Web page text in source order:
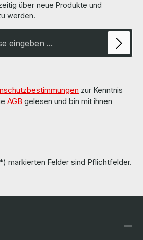
über neue Produkte und
werden.
zur Kenntnis
AGB gelesen und bin mit ihnen
markierten Felder sind Pflichtfelder.